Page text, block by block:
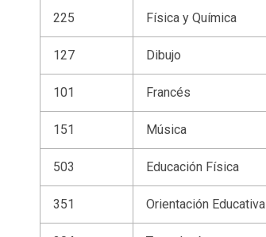
225 Física y Química
127 Dibujo
101 Francés
151 Música
503 Educación Física
351 Orientación Educativa